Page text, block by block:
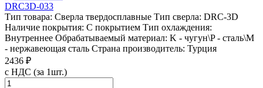
DRC3D-033
Тип товара: Сверла твердосплавные Тип сверла: DRC-3D
Наличие покрытия: С покрытием Тип охлаждения:
Внутреннее Обрабатываемый материал: K - чугун\P - сталь\М
- нержавеющая сталь Страна производитель: Турция
2436 ₽
с НДС (за 1шт.)